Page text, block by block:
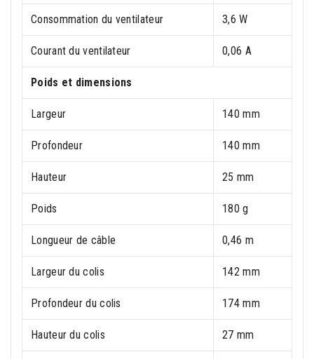
Consommation du ventilateur 3,6 W
Courant du ventilateur 0,06 A
Poids et dimensions
Largeur 140 mm
Profondeur 140 mm
Hauteur 25 mm
Poids 180 g
Longueur de câble 0,46 m
Largeur du colis 142 mm
Profondeur du colis 174 mm
Hauteur du colis 27 mm